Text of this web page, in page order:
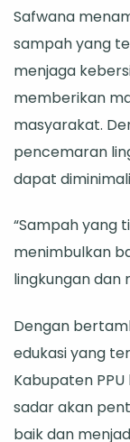
Safwana
sampah yang
menjaga
memberikan
masyarakat.
pencemaran
dapat
“Sampah yang
menimbulkan
lingkungan dan
Dengan
edukasi yang
Kabupaten
sadar akan
baik dan